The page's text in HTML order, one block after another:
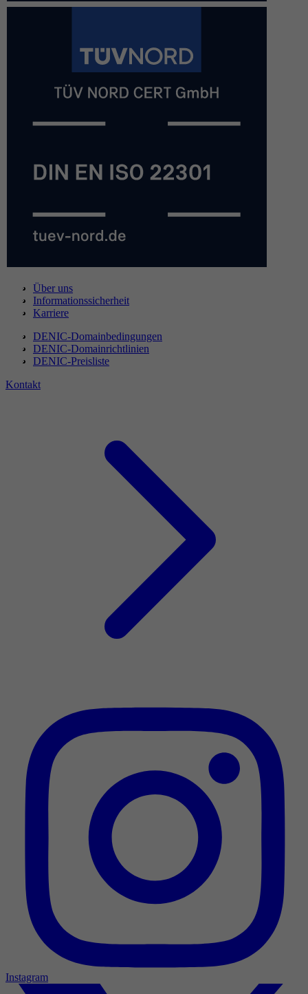
Über uns
Informationssicherheit
Karriere
DENIC-Domainbedingungen
DENIC-Domainrichtlinien
DENIC-Preisliste
Kontakt
Instagram